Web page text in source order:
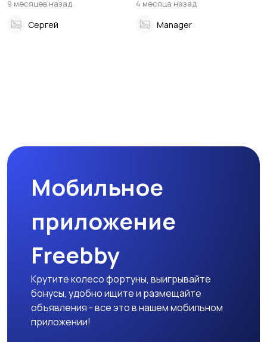
9 месяцев назад
Сергей
4 месяца назад
Manager
Мобильное
приложение
Freebby
Крутите колесо фортуны, выигрывайте
бонусы, удобно ищите и размещайте
объявления - все это в нашем мобильном
приложении!